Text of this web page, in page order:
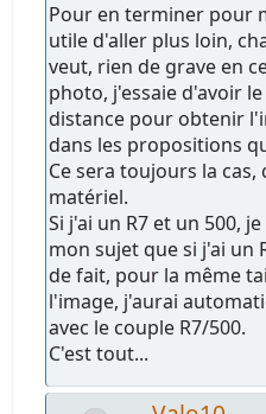
Pour en terminer pour
utile d'aller plus loin,
veut, rien de grave en
photo, j'essaie d'avoir
distance pour obtenir
dans les propositions
Ce sera toujours la
matériel.
Si j'ai un R7 et un 500,
mon sujet que si j'ai un
de fait, pour la même
l'image, j'aurai
avec le couple R7/500.
C'est tout...